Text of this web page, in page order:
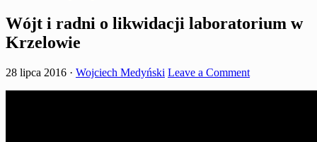
Wójt i radni o likwidacji laboratorium w
Krzelowie
28 lipca 2016 · Wojciech Medyński Leave a Comment